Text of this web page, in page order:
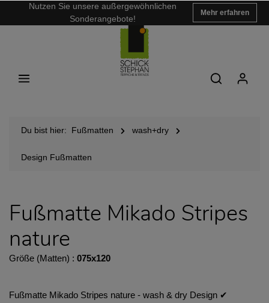
Nutzen Sie unsere außergewöhnlichen
Sonderangebote!
Mehr erfahren
Du bist hier: Fußmatten wash+dry
Design Fußmatten
Fußmatte Mikado Stripes
nature
Größe (Matten) : 075x120
Fußmatte Mikado Stripes nature - wash & dry Design ✔︎